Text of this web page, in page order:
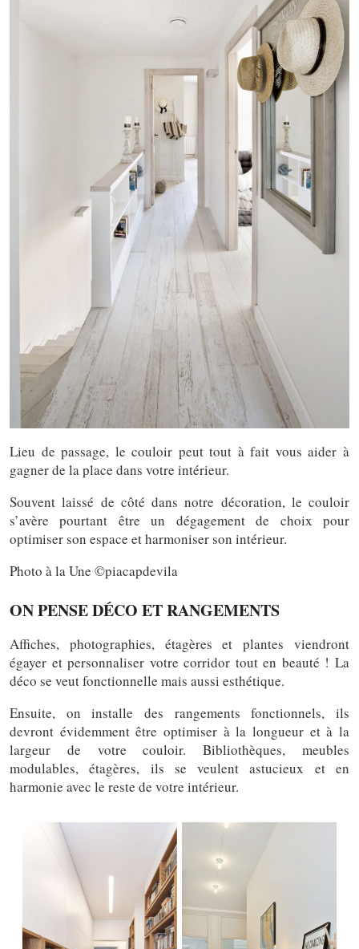
Lieu de passage, le couloir peut tout à fait vous aider à
gagner de la place dans votre intérieur.
Souvent laissé de côté dans notre décoration, le couloir
s’avère pourtant être un dégagement de choix pour
optimiser son espace et harmoniser son intérieur.
Photo à la Une ©piacapdevila
ON PENSE DÉCO ET RANGEMENTS
Affiches, photographies, étagères et plantes viendront
égayer et personnaliser votre corridor tout en beauté ! La
déco se veut fonctionnelle mais aussi esthétique.
Ensuite, on installe des rangements fonctionnels, ils
devront évidemment être optimiser à la longueur et à la
largeur de votre couloir. Bibliothèques, meubles
modulables, étagères, ils se veulent astucieux et en
harmonie avec le reste de votre intérieur.